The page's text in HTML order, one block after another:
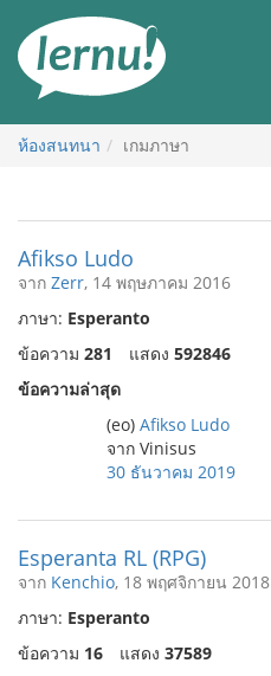
สารบัญ
ห้องสนทนา เกมภาษา
Afikso Ludo
จาก Zerr, 14 พฤษภาคม 2016
ภาษา: Esperanto
ข้อความ 281 แสดง 592846
ข้อความล่าสุด
(eo) Afikso Ludo
จาก Vinisus
30 ธันวาคม 2019
Esperanta RL (RPG)
จาก Kenchio, 18 พฤศจิกายน 2018
ภาษา: Esperanto
ข้อความ 16 แสดง 37589